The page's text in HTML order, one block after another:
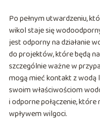
Po pełnym utwardzeniu,
wikol staje się
jest odporny na działanie
do projektów, które będą
szczególnie ważne w
mogą mieć kontakt z wodą
swoim właściwościom
i odporne połączenie,
wpływem wilgoci.